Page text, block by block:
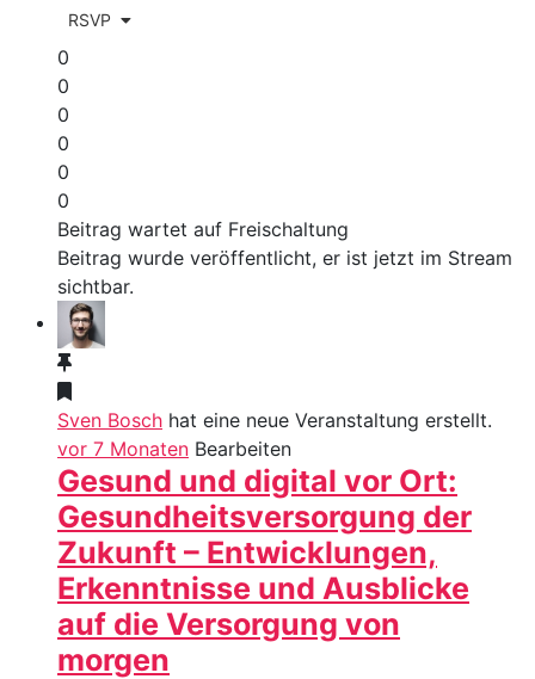
RSVP
0
0
0
0
0
0
Beitrag wartet auf Freischaltung
Beitrag wurde veröffentlicht, er ist jetzt im Stream
sichtbar.
Sven Bosch hat eine neue Veranstaltung erstellt.
vor 7 Monaten Bearbeiten
Gesund und digital vor Ort:
Gesundheitsversorgung der
Zukunft – Entwicklungen,
Erkenntnisse und Ausblicke
auf die Versorgung von
morgen